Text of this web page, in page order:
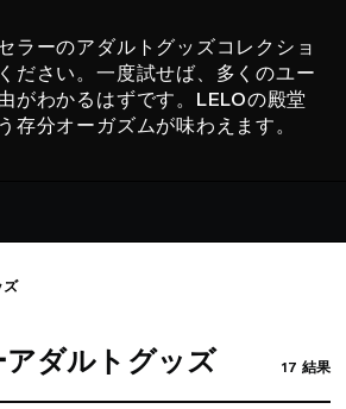
ラーのアダルトグッズコレクショ
ださい。一度試せば、多くのユー
がわかるはずです。LELOの殿堂
存分オーガズムが味わえます。
ダルトグッズ
グッズ
ズ
ダルトグッズ 17 結果